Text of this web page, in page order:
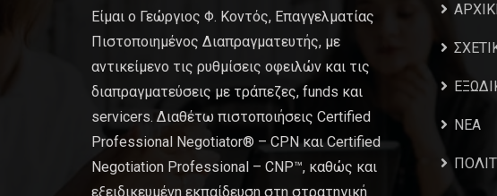
Είμαι ο Γεώργιος Φ. Κοντός, Επαγγελματίας
Πιστοποιημένος Διαπραγματευτής, με
αντικείμενο τις ρυθμίσεις οφειλών και τις
διαπραγματεύσεις με τράπεζες, funds και
servicers. Διαθέτω πιστοποιήσεις Certified
Professional Negotiator® – CPN και Certified
Negotiation Professional – CNP™, καθώς και
εξειδικευμένη εκπαίδευση στη στρατηγική
NEA